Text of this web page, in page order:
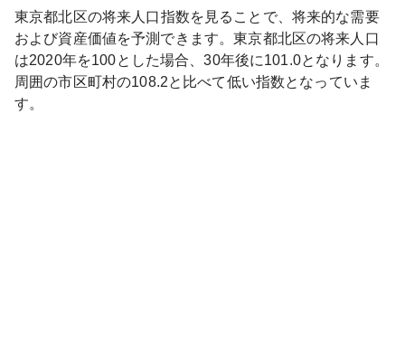
東京都北区の将来人口指数を見ることで、将来的な需要
および資産価値を予測できます。東京都北区の将来人口
は2020年を100とした場合、30年後に101.0となります。
周囲の市区町村の108.2と比べて低い指数となっていま
す。